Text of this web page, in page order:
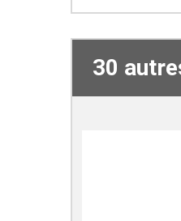
30